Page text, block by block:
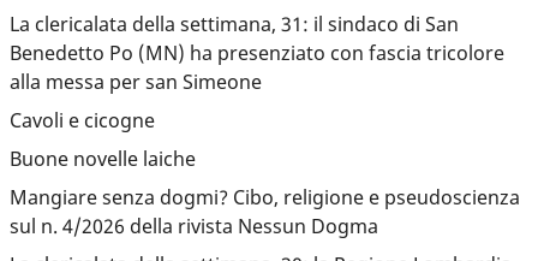
La clericalata della settimana, 31: il sindaco di San
Benedetto Po (MN) ha presenziato con fascia tricolore
alla messa per san Simeone
Cavoli e cicogne
Buone novelle laiche
Mangiare senza dogmi? Cibo, religione e pseudoscienza
sul n. 4/2026 della rivista Nessun Dogma